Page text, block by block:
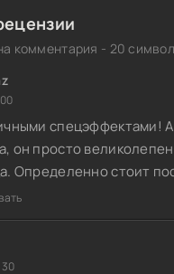
комментария - 20
спецэффектами!
он просто
Определенно стоит